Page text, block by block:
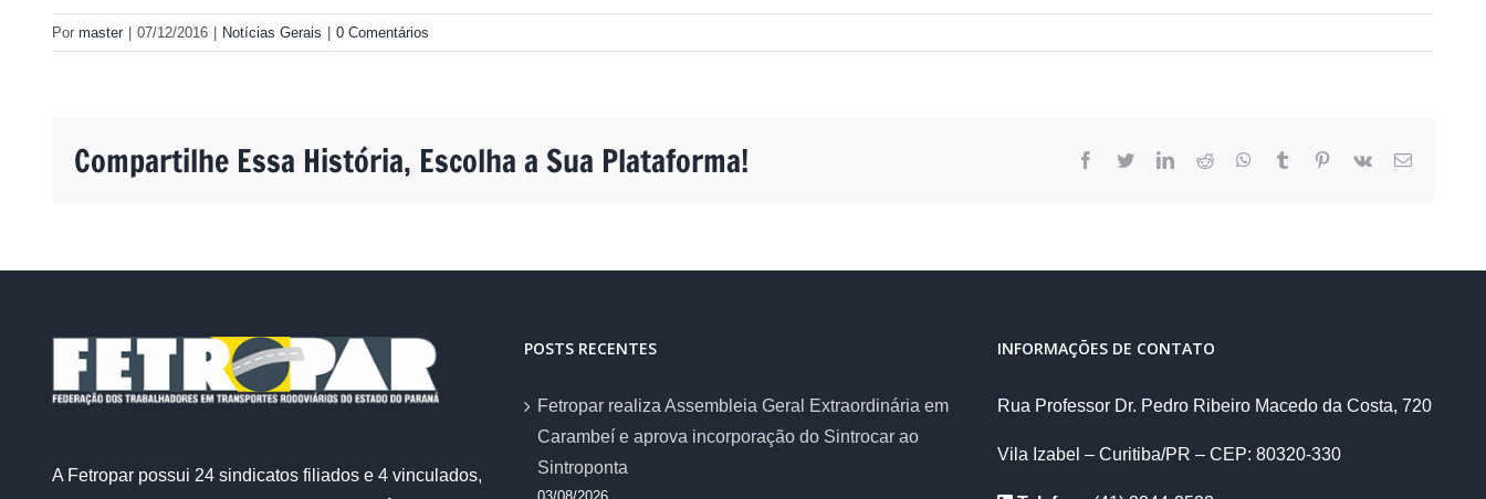
Por master 07/12/2016 Notícias Gerais 0 Comentários
Compartilhe Essa História, Escolha a Sua Plataforma! facebook
twitterlinkedinreddit whatsapptumblr pinterest
vk
E-
A Fetropar possui 24 sindicatos filiados e 4 vinculados,
POSTS RECENTES
Fetropar realiza Assembleia Geral Extraordinária em
Carambeí e aprova incorporação do Sintrocar ao
Sintroponta
INFORMAÇÕES DE CONTATO
Rua Professor Dr. Pedro Ribeiro Macedo da Costa, 720
Vila Izabel – Curitiba/PR – CEP: 80320-330